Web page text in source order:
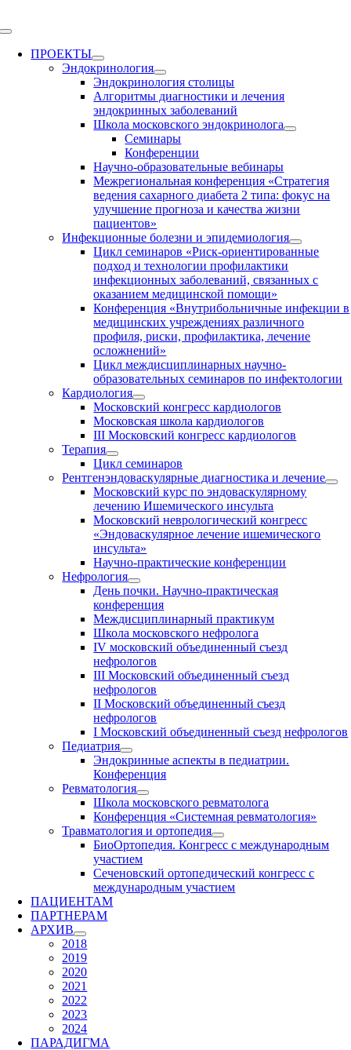
to
Toggle
NavigationПРОЕКТЫ
Эндокринология
Эндокринология столицы
Алгоритмы диагностики и лечения
эндокринных заболеваний
Школа московского эндокринолога
Семинары
Конференции
Научно-образовательные вебинары
Межрегиональная конференция «Стратегия
ведения сахарного диабета 2 типа: фокус на
улучшение прогноза и качества жизни
пациентов»
Инфекционные болезни и эпидемиология
Цикл семинаров «Риск-ориентированные
подход и технологии профилактики
инфекционных заболеваний, связанных с
оказанием медицинской помощи»
Конференция «Внутрибольничные инфекции в
медицинских учреждениях различного
профиля, риски, профилактика, лечение
осложнений»
Цикл междисциплинарных научно-
образовательных семинаров по инфектологии
Кардиология
Московский конгресс кардиологов
Московская школа кардиологов
III Московский конгресс кардиологов
Терапия
Цикл семинаров
Рентгенэндоваскулярные диагностика и лечение
Московский курс по эндоваскулярному
лечению Ишемического инсульта
Московский неврологический конгресс
«Эндоваскулярное лечение ишемического
инсульта»
Научно-практические конференции
Нефрология
День почки. Научно-практическая
конференция
Междисциплинарный практикум
Школа московского нефролога
IV московский объединенный съезд
нефрологов
III Московский объединенный съезд
нефрологов
II Московский объединенный съезд
нефрологов
I Московский объединенный съезд нефрологов
Педиатрия
Эндокринные аспекты в педиатрии.
Конференция
Ревматология
Школа московского ревматолога
Конференция «Системная ревматология»
Травматология и ортопедия
БиоОртопедия. Конгресс с международным
участием
Сеченовский ортопедический конгресс с
международным участием
ПАЦИЕНТАМ
ПАРТНЕРАМ
АРХИВ
2018
2019
2020
2021
2022
2023
2024
ПАРАДИГМА